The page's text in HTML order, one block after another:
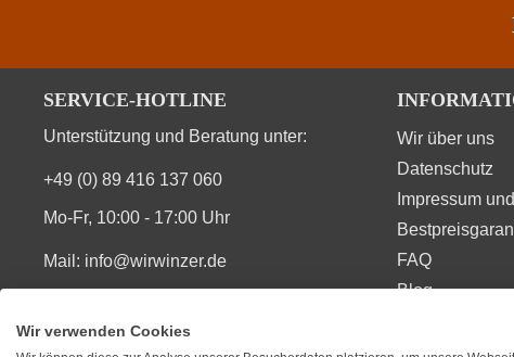
SERVICE-HOTLINE
Unterstützung und Beratung unter:
+49 (0) 89 416 137 060
Mo-Fr, 10:00 - 17:00 Uhr
Mail: info@wirwinzer.de
Wir über uns
Datenschutz
Impressum
FAQ
Blog
Wir verwenden Cookies